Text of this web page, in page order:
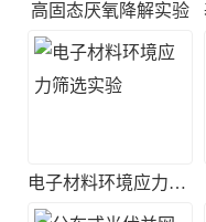
高固态厌氧降解实验
电子材料环境应力筛选实验